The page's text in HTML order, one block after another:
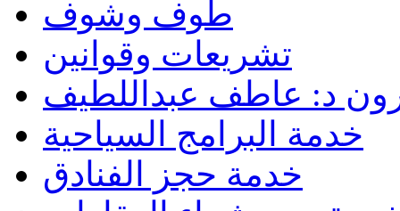
طوف وشوف
تشريعات وقوانين
د: عاطف عبداللطيف
خدمة البرامج السياحية
خدمة حجز الفنادق